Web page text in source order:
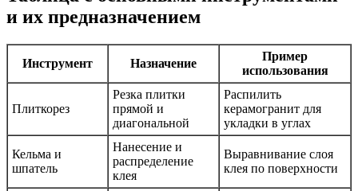
и их предназначением
Инструмент Назначение
Пример
использования
Плиткорез
Резка плитки
прямой и
диагональной
Распилить
керамогранит для
укладки в углах
Кельма и
шпатель
Нанесение и
распределение
клея
Выравнивание слоя
клея по поверхности